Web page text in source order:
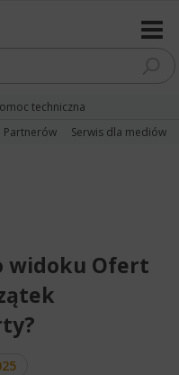
techniczna
Partnerów
Serwis dla mediów
widoku Ofert